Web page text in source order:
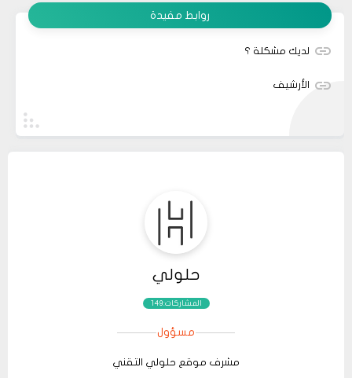
روابط مفيدة
لديك مشكلة ؟
الأرشيف
حلولي
المشاركات:149
مسؤول
مشرف موقع حلولي التقني